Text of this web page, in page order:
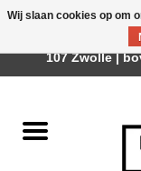
Räder Design Stories
Wij slaan cookies op om
Afhalen is mogelijk
107 Zwolle |